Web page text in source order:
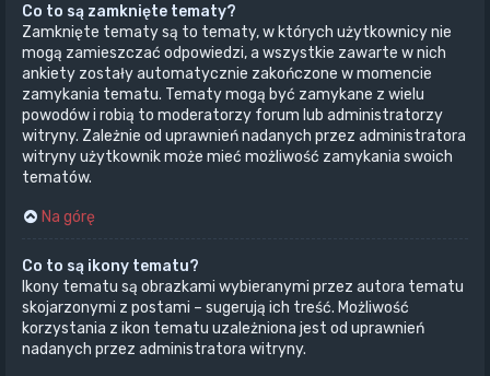
Co to są zamknięte tematy?
Zamknięte tematy są to tematy, w których użytkownicy nie
mogą zamieszczać odpowiedzi, a wszystkie zawarte w nich
ankiety zostały automatycznie zakończone w momencie
zamykania tematu. Tematy mogą być zamykane z wielu
powodów i robią to moderatorzy forum lub administratorzy
witryny. Zależnie od uprawnień nadanych przez administratora
witryny użytkownik może mieć możliwość zamykania swoich
tematów.
Na górę
Co to są ikony tematu?
Ikony tematu są obrazkami wybieranymi przez autora tematu
skojarzonymi z postami – sugerują ich treść. Możliwość
korzystania z ikon tematu uzależniona jest od uprawnień
nadanych przez administratora witryny.